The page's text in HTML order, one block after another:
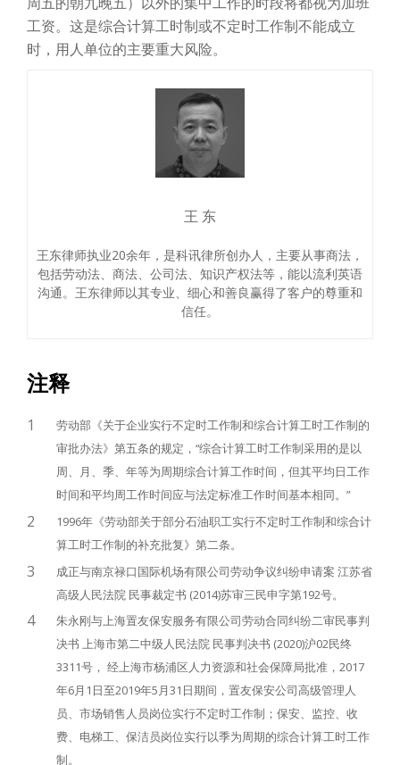
工资。这是综合计算工时制或不定时工作制不能成立
时，用人单位的主要重大风险。
王 东
王东律师执业20余年，是科讯律所创办人，主要从事商法，
包括劳动法、商法、公司法、知识产权法等，能以流利英语
沟通。王东律师以其专业、细心和善良赢得了客户的尊重和
信任。
注释
1
劳动部《关于企业实行不定时工作制和综合计算工时工作制的
审批办法》第五条的规定，“综合计算工时工作制采用的是以
周、月、季、年等为周期综合计算工作时间，但其平均日工作
时间和平均周工作时间应与法定标准工作时间基本相同。”
2
1996年《劳动部关于部分石油职工实行不定时工作制和综合计
算工时工作制的补充批复》第二条。
3
成正与南京禄口国际机场有限公司劳动争议纠纷申请案 江苏省
高级人民法院 民事裁定书 (2014)苏审三民申字第192号。
4
朱永刚与上海置友保安服务有限公司劳动合同纠纷二审民事判
决书 上海市第二中级人民法院 民事判决书 (2020)沪02民终
3311号， 经上海市杨浦区人力资源和社会保障局批准，2017
年6月1日至2019年5月31日期间，置友保安公司高级管理人
员、市场销售人员岗位实行不定时工作制；保安、监控、收
费、电梯工、保洁员岗位实行以季为周期的综合计算工时工作
制。